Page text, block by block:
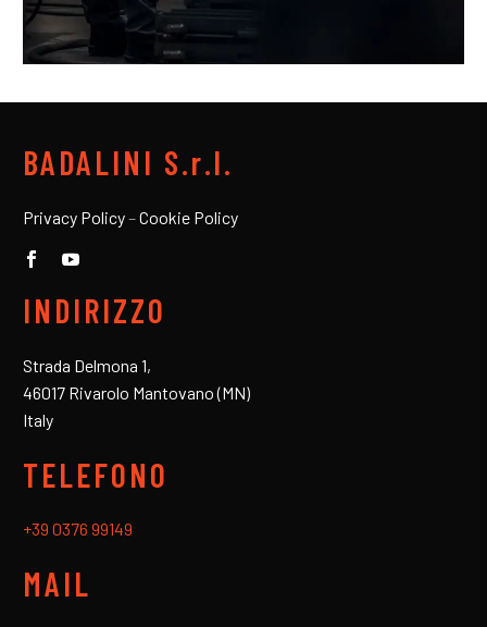
BADALINI S.r.l.
Privacy Policy–Cookie Policy
INDIRIZZO
Strada Delmona 1,
46017 Rivarolo Mantovano (MN)
Italy
TELEFONO
+39 0376 99149
MAIL